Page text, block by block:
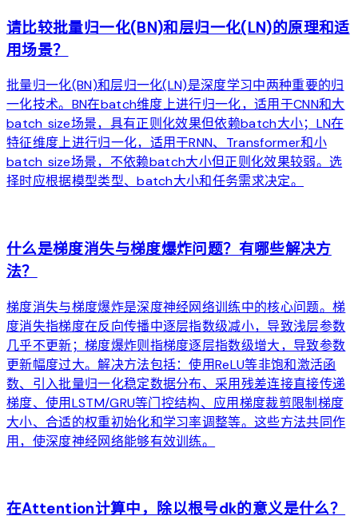
请比较批量归一化(BN)和层归一化(LN)的原理和适
用场景？
批量归一化(BN)和层归一化(LN)是深度学习中两种重要的归
一化技术。BN在batch维度上进行归一化，适用于CNN和大
batch size场景，具有正则化效果但依赖batch大小；LN在
特征维度上进行归一化，适用于RNN、Transformer和小
batch size场景，不依赖batch大小但正则化效果较弱。选
择时应根据模型类型、batch大小和任务需求决定。
什么是梯度消失与梯度爆炸问题？有哪些解决方
法？
梯度消失与梯度爆炸是深度神经网络训练中的核心问题。梯
度消失指梯度在反向传播中逐层指数级减小，导致浅层参数
几乎不更新；梯度爆炸则指梯度逐层指数级增大，导致参数
更新幅度过大。解决方法包括：使用ReLU等非饱和激活函
数、引入批量归一化稳定数据分布、采用残差连接直接传递
梯度、使用LSTM/GRU等门控结构、应用梯度裁剪限制梯度
大小、合适的权重初始化和学习率调整等。这些方法共同作
用，使深度神经网络能够有效训练。
在Attention计算中，除以根号dk的意义是什么？